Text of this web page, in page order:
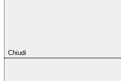
Chiudi